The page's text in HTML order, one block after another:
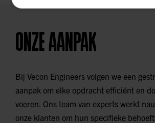
ONZE AANPAK
Bij Vecon Engineers volgen we een
aanpak om elke opdracht efficiënt en
voeren. Ons team van experts werkt
onze klanten om hun specifieke